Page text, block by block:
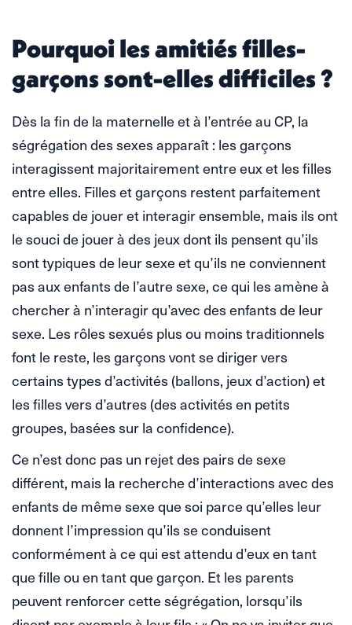
Pourquoi les amitiés filles-
garçons sont-elles difficiles ?
Dès la fin de la maternelle et à l’entrée au CP, la
ségrégation des sexes apparaît : les garçons
interagissent majoritairement entre eux et les filles
entre elles. Filles et garçons restent parfaitement
capables de jouer et interagir ensemble, mais ils ont
le souci de jouer à des jeux dont ils pensent qu’ils
sont typiques de leur sexe et qu’ils ne conviennent
pas aux enfants de l’autre sexe, ce qui les amène à
chercher à n’interagir qu’avec des enfants de leur
sexe. Les rôles sexués plus ou moins traditionnels
font le reste, les garçons vont se diriger vers
certains types d’activités (ballons, jeux d’action) et
les filles vers d’autres (des activités en petits
groupes, basées sur la confidence).
Ce n’est donc pas un rejet des pairs de sexe
différent, mais la recherche d’interactions avec des
enfants de même sexe que soi parce qu’elles leur
donnent l’impression qu’ils se conduisent
conformément à ce qui est attendu d’eux en tant
que fille ou en tant que garçon. Et les parents
peuvent renforcer cette ségrégation, lorsqu’ils